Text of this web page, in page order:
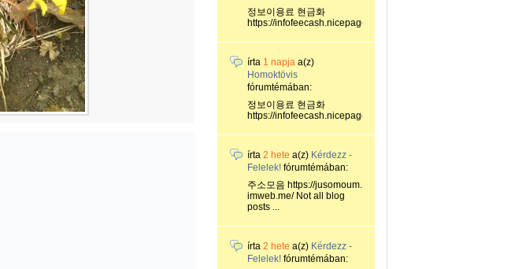
정보이용료 현금화
https://infofeecash.nicepage...
írta 1 napja a(z)
Homoktövis
fórumtémában:
정보이용료 현금화
https://infofeecash.nicepage...
írta 2 hete a(z) Kérdezz -
Felelek! fórumtémában:
주소모음 https://jusomoum.
imweb.me/ Not all blog
posts ...
írta 2 hete a(z) Kérdezz -
Felelek! fórumtémában: